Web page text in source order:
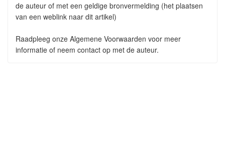
de auteur of met een geldige bronvermelding (het plaatsen
van een weblink naar dit artikel)
Raadpleeg onze Algemene Voorwaarden voor meer
informatie of neem contact op met de auteur.